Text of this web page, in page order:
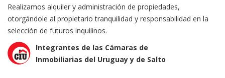
Realizamos alquiler y administración de propiedades,
otorgándole al propietario tranquilidad y responsabilidad en la
selección de futuros inquilinos.
Integrantes de las Cámaras de
Inmobiliarias del Uruguay y de Salto